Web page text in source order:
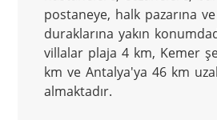
postaneye, halk pazarına
duraklarına yakın
villalar plaja 4 km, Kemer
km ve Antalya'ya 46 km
almaktadır.